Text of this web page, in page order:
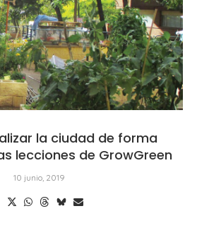
la ciudad de forma
lecciones de GrowGreen
10 junio, 2019